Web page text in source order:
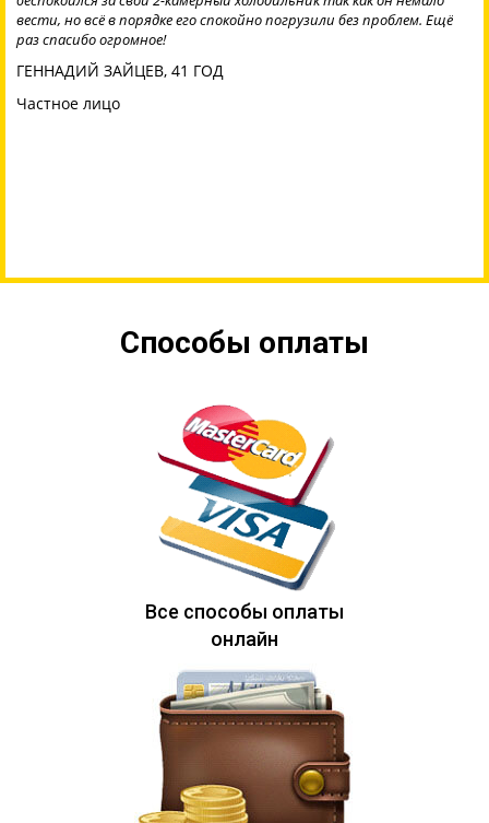
партнёрам.
ДМИТРИЙ ФИЛАТОВ, 40 ЛЕТ
Частное лицо
Способы оплаты
Все способы оплаты
онлайн